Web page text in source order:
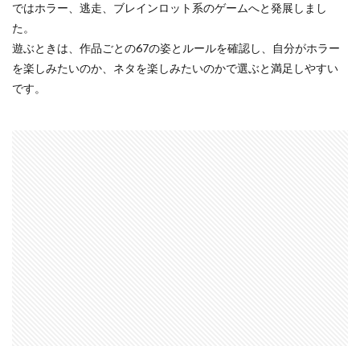
ではホラー、逃走、ブレインロット系のゲームへと発展しまし
た。
遊ぶときは、作品ごとの67の姿とルールを確認し、自分がホラー
を楽しみたいのか、ネタを楽しみたいのかで選ぶと満足しやすい
です。